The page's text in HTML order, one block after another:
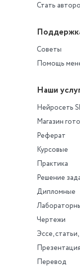
Стать
Советы
Помощь
Наши
Нейросеть
Магазин
Реферат
Курсовые
Практика
Решение
Дипломные
Чертежи
Эссе,
Перевод